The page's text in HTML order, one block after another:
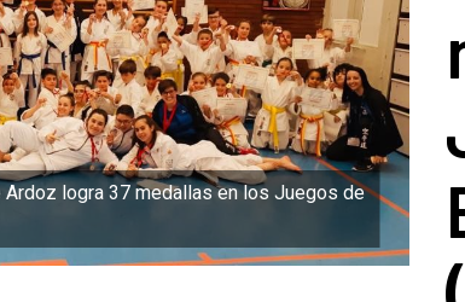
Ardoz logra 37 medallas en los Juegos de